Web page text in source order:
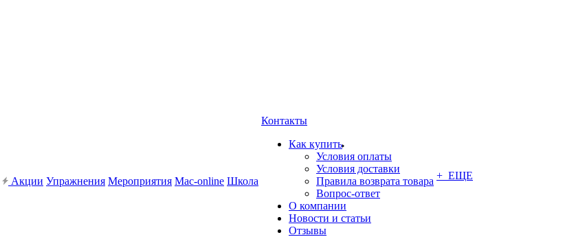
Акции Упражнения Мероприятия Mac-online Школа
Контакты
Как купить
Условия оплаты
Условия доставки
Правила возврата товара
Вопрос-ответ
О компании
Новости и статьи
Отзывы
+ ЕЩЕ